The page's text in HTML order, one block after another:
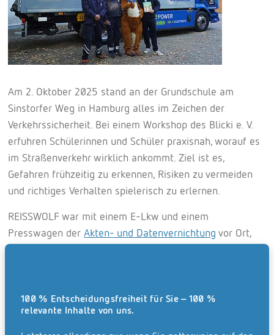
100 % Entscheidungsfreiheit für Sie – 100 %
relevante Inhalte von uns.
Am 2. Oktober 2025 stand an der Grundschule am
Sinstorfer Weg in Hamburg alles im Zeichen der
Verkehrssicherheit. Bei einem Workshop des Blicki e. V.
erfuhren Schülerinnen und Schüler praxisnah, worauf es
im Straßenverkehr wirklich ankommt. Ziel ist es,
Gefahren frühzeitig zu erkennen, Risiken zu vermeiden
und richtiges Verhalten spielerisch zu erlernen.
REISSWOLF war mit einem E-Lkw und einem
Presswagen derAkten- und Datenvernichtung vor Ort,
und Radfahrende im toten Winkel verschwinden – ein
Moment, der die Bedeutung von Aufmerksamkeit im
Straßenverkehr anschaulich verdeutlichte.